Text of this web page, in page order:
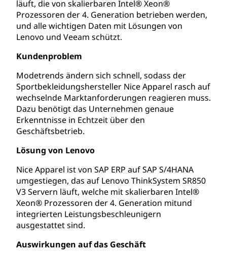
läuft, die von skalierbaren Intel® Xeon®
Prozessoren der 4. Generation betrieben werden,
und alle wichtigen Daten mit Lösungen von
Lenovo und Veeam schützt.
Kundenproblem
Modetrends ändern sich schnell, sodass der
Sportbekleidungshersteller Nice Apparel rasch auf
wechselnde Marktanforderungen reagieren muss.
Dazu benötigt das Unternehmen genaue
Erkenntnisse in Echtzeit über den
Geschäftsbetrieb.
Lösung von Lenovo
Nice Apparel ist von SAP ERP auf SAP S/4HANA
umgestiegen, das auf Lenovo ThinkSystem SR850
V3 Servern läuft, welche mit skalierbaren Intel®
Xeon® Prozessoren der 4. Generation mitund
integrierten Leistungsbeschleunigern
ausgestattet sind.
Auswirkungen auf das Geschäft